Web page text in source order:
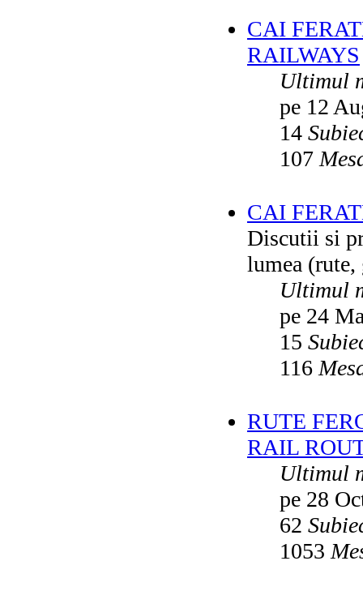
CAI
RAILWAYS
Ultimul
pe 12
14
107
CAI
Discutii si
lumea (rute,
Ultimul
pe 24
15
116
RUTE
RAIL
Ultimul
pe 28
62
1053